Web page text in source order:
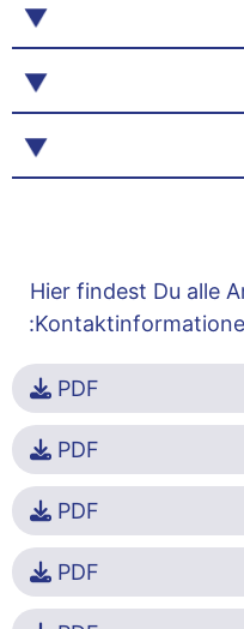
Hier findest Du alle
PDF
PDF
PDF
PDF